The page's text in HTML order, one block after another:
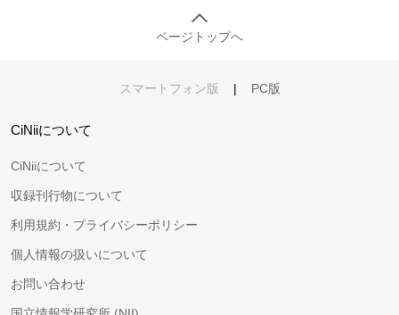
ページトップへ
スマートフォン版 | PC版
CiNiiについて
CiNiiについて
収録刊行物について
利用規約・プライバシーポリシー
個人情報の扱いについて
お問い合わせ